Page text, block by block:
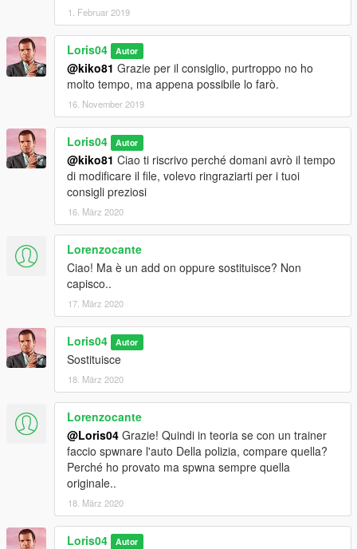
1. Februar 2019
Loris04 Autor
@kiko81 Grazie per il consiglio, purtroppo no ho
molto tempo, ma appena possibile lo farò.
16. November 2019
Loris04 Autor
@kiko81 Ciao ti riscrivo perché domani avrò il tempo
di modificare il file, volevo ringraziarti per i tuoi
consigli preziosi
16. März 2020
Lorenzocante
Ciao! Ma è un add on oppure sostituisce? Non
capisco..
17. März 2020
Loris04 Autor
Sostituisce
18. März 2020
Lorenzocante
@Loris04 Grazie! Quindi in teoria se con un trainer
faccio spwnare l'auto Della polizia, compare quella?
Perché ho provato ma spwna sempre quella
originale..
18. März 2020
Loris04 Autor